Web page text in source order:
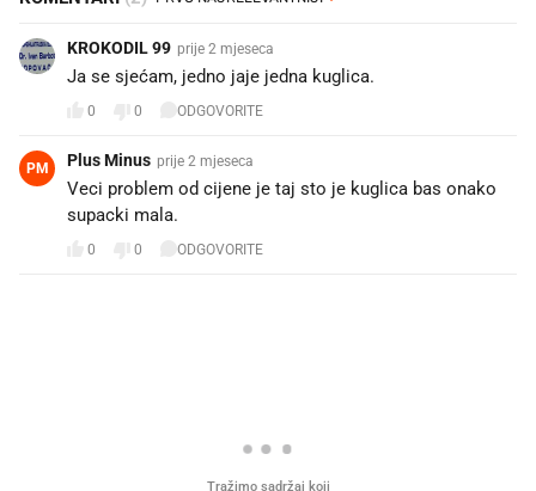
KROKODIL 99 prije 2 mjeseca
Ja se sjećam, jedno jaje jedna kuglica.
0 0 ODGOVORITE
PM Plus Minus prije 2 mjeseca
Veci problem od cijene je taj sto je kuglica bas onako
supacki mala.
0 0 ODGOVORITE